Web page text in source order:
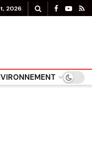
2026